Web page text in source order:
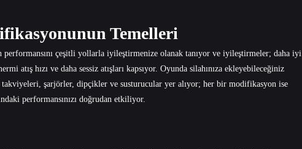
Temelleri
performansını çeşitli yollarla iyileştirmenize olanak tanıyor ve iyileştirmeler; daha iyi
atış hızı ve daha sessiz atışları kapsıyor. Oyunda silahınıza ekleyebileceğiniz
şarjörler, dipçikler ve susturucular yer alıyor; her bir modifikasyon ise
performansınızı doğrudan etkiliyor.